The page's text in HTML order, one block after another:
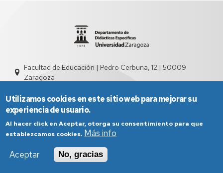
Facultad de Educación | Pedro Cerbuna, 12 | 50009
Zaragoza
Aviso Legal
Condiciones generales de uso
Política de Privacidad
Utilizamos cookies en este sitio web para mejorar su
experiencia de usuario.
Al hacer click en Aceptar, otorga su consentimiento para que
establezcamos cookies. Más info
Aceptar
No, gracias